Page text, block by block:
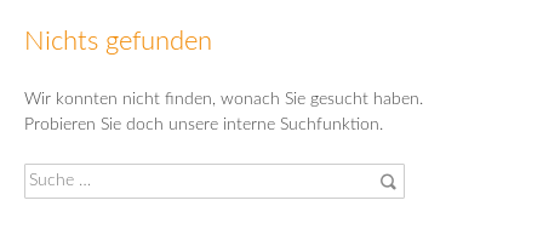
Inhalt
Nichts gefunden
Wir konnten nicht finden, wonach Sie gesucht haben.
Probieren Sie doch unsere interne Suchfunktion.
Suche
nach: